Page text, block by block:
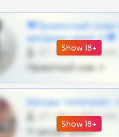
Show 18+
❤Приватный слив
шкодных шкур тг❤
57 •
Приватный слив тг
Show 18+
Шкоды телеграм -
Тг шкоды приват